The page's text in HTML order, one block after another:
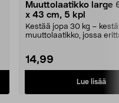
Muuttolaatikko large
x 43 cm, 5 kpl
Kestää jopa 30 kg –
muuttolaatikko, jossa
14,99
Lue lisää